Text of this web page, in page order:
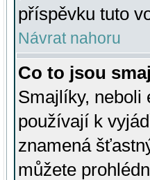
příspěvku tuto
Návrat nahoru
Co to jsou
Smajlíky, neboli
používají k
znamená
můžete